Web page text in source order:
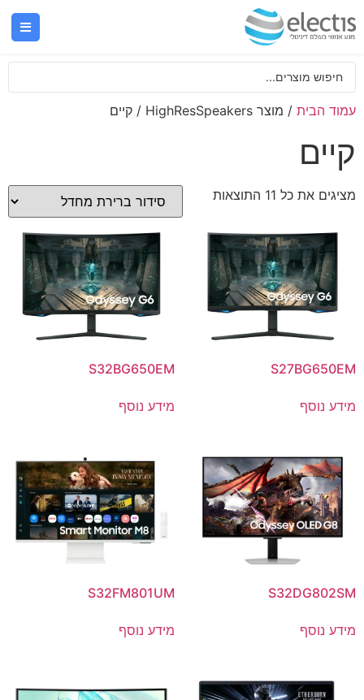
עמוד הבית / מוצר HighResSpeakers / קיים
קיים
מציגים את כל ⁦11⁩ התוצאות
S27BG650EM
מידע נוסף
S32BG650EM
מידע נוסף
S32DG802SM
מידע נוסף
S32FM801UM
מידע נוסף